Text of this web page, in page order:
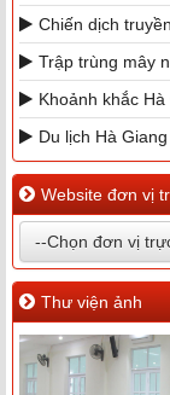
Chiến dịch
Trập trùng mây
Khoảnh khắc Hà
Du lịch Hà
Website đơn vị
--Chọn đơn vị
Thư viện ảnh